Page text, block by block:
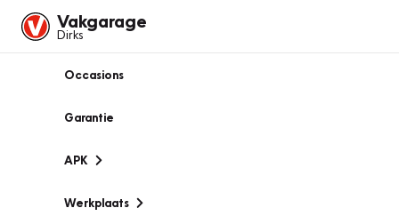
Vakgarage
Dirks
Occasions
Garantie
APK
Werkplaats